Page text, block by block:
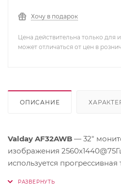
Хочу в подарок
Цена действительна только для
может отличаться от цен в
ОПИСАНИЕ
Valday AF32AWB — 32"
изображения
используется прогрессивная